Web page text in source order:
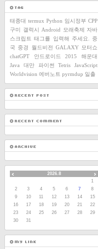
태종대 termux Python 임시정부 CPP
구미
갤럭시 Android 모래축제 자바
스크립트
태그를 입력해 주세요.
중
국 중경 월드비전 GALAXY
모터쇼
chatGPT
안드로이드 2015
해운대
Java
대만 파이썬 Tetris
JavaScript
Worldvision 에버노트 pyrmdup 일출
2026.8
1
2
3 4 5 6 7
8
9
10 11 12 13 14
15
16
17 18 19 20 21
22
23
24 25 26 27 28
29
30
31